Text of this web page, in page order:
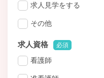
求人見学をする
その他
求人資格 必須
看護師